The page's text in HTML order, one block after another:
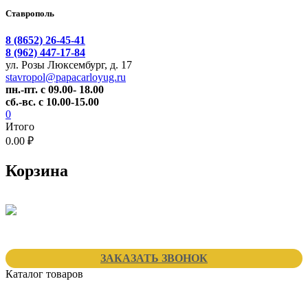
Ставрополь
8 (8652) 26-45-41
8 (962) 447-17-84
ул. Розы Люксембург, д. 17
stavropol@papacarloyug.ru
пн.-пт. с 09.00- 18.00
сб.-вс. с 10.00-15.00
0
Итого
0.00 ₽
Корзина
ЗАКАЗАТЬ ЗВОНОК
Каталог товаров